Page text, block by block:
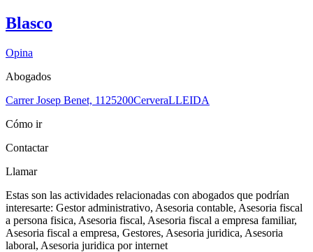
Blasco
Opina
Abogados
Carrer Josep Benet, 11 25200CerveraLLEIDA
Cómo ir
Contactar
Llamar
Estas son las actividades relacionadas con abogados que podrían
interesarte: Gestor administrativo, Asesoria contable, Asesoria fiscal
a persona fisica, Asesoria fiscal, Asesoria fiscal a empresa familiar,
Asesoria fiscal a empresa, Gestores, Asesoria juridica, Asesoria
laboral, Asesoria juridica por internet